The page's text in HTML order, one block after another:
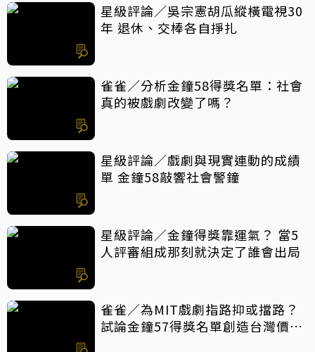
星級評論／吳宗憲胡瓜縱橫電視30
年 退休、交棒各自掙扎
雀雀／分析金鐘58得獎名單：社會
真的被戲劇改變了嗎？
星級評論／戲劇與現實連動的成績
單 金鐘58敲響社會警鐘
星級評論／金鐘得獎靠運氣？ 當5
人評審組成那刻就決定了誰會出局
雀雀／為MIT戲劇指路抑或擋路？
試論金鐘57得獎名單創造台灣價值